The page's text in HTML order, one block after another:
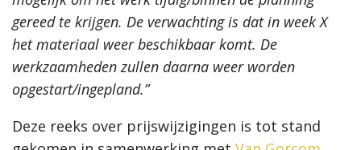
gereed te krijgen. De verwachting is dat in week X
het materiaal weer beschikbaar komt. De
werkzaamheden zullen daarna weer worden
opgestart/ingepland.”
Deze reeks over prijswijzigingen is tot stand